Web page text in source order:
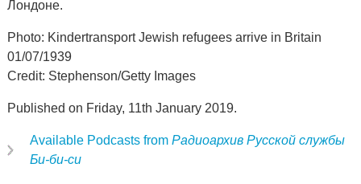
Лондоне.
Photo: Kindertransport Jewish refugees arrive in Britain
01/07/1939
Credit: Stephenson/Getty Images
Published on Friday, 11th January 2019.
Available Podcasts from Радиоархив Русской службы
Би-би-си